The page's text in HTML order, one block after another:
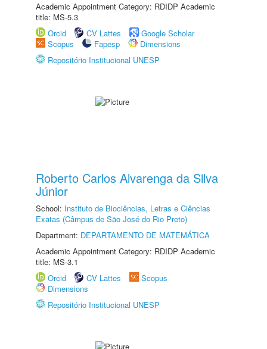
Academic Appointment Category: RDIDP Academic
title: MS-5.3
Orcid
CV Lattes
Google Scholar
Scopus
Fapesp
Dimensions
Repositório Institucional UNESP
Roberto Carlos Alvarenga da Silva
Júnior
School: Instituto de Biociências, Letras e Ciências
Exatas (Câmpus de São José do Rio Preto)
Department: DEPARTAMENTO DE MATEMÁTICA
Academic Appointment Category: RDIDP Academic
title: MS-3.1
Orcid
CV Lattes
Scopus
Dimensions
Repositório Institucional UNESP